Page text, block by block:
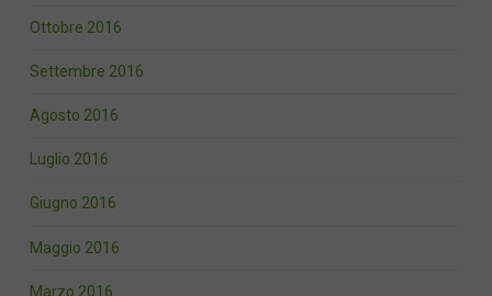
Ottobre 2016
Settembre 2016
Agosto 2016
Luglio 2016
Giugno 2016
Maggio 2016
Marzo 2016